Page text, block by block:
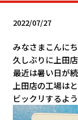
2022/07/27
みなさまこんに
久しぶりに上田
最近は暑い日が
上田店の工場は
ビックリするよ